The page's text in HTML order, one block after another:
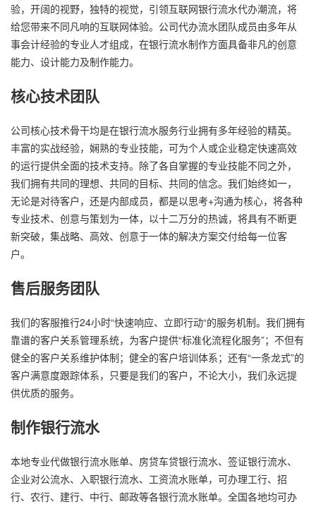
验，开阔的视野，独特的视觉，引领互联网银行流水代办潮流，将
给您带来不同凡响的互联网体验。公司代办流水团队成员由多年从
事会计经验的专业人才组成，在银行流水制作方面具备非凡的创意
能力、设计能力及制作能力。
核心技术团队
公司核心技术骨干均是在银行流水服务行业拥有多年经验的精英。
丰富的实战经验，娴熟的专业技能，可为个人或企业稳定快速高效
的运行提供全面的技术支持。除了各自掌握的专业技能不同之外，
我们拥有共同的理想、共同的目标、共同的信念。我们始终如一，
无论是对待客户，还是内部成员，都是以思考+沟通为核心，将各种
专业技术、创意与策划为一体，以十二万分的热诚，将具有不断更
新突破，集战略、高效、创意于一体的解决方案交付给每一位客
户。
售后服务团队
我们的客服推行24小时“快速响应、立即行动“的服务机制。我们拥有
靠谱的客户关系管理系统，为客户提供“标准化流程化服务”；不但有
健全的客户关系维护体制；健全的客户培训体系；还有“一条龙式”的
客户满意度跟踪体系，只要是我们的客户，不论大小，我们永远提
供优质的服务。
制作银行流水
本地专业代做银行流水账单、房贷车贷银行流水、签证银行流水、
企业对公流水、入职银行流水、工资流水账单，可办理工行、招
行、农行、建行、中行、邮政等各银行流水账单。全国各地均可办